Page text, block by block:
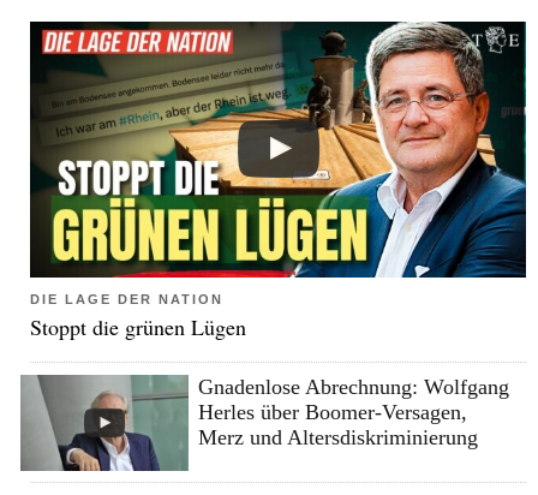
DIE LAGE DER NATION
Stoppt die grünen Lügen
Gnadenlose Abrechnung: Wolfgang
Herles über Boomer-Versagen,
Merz und Altersdiskriminierung